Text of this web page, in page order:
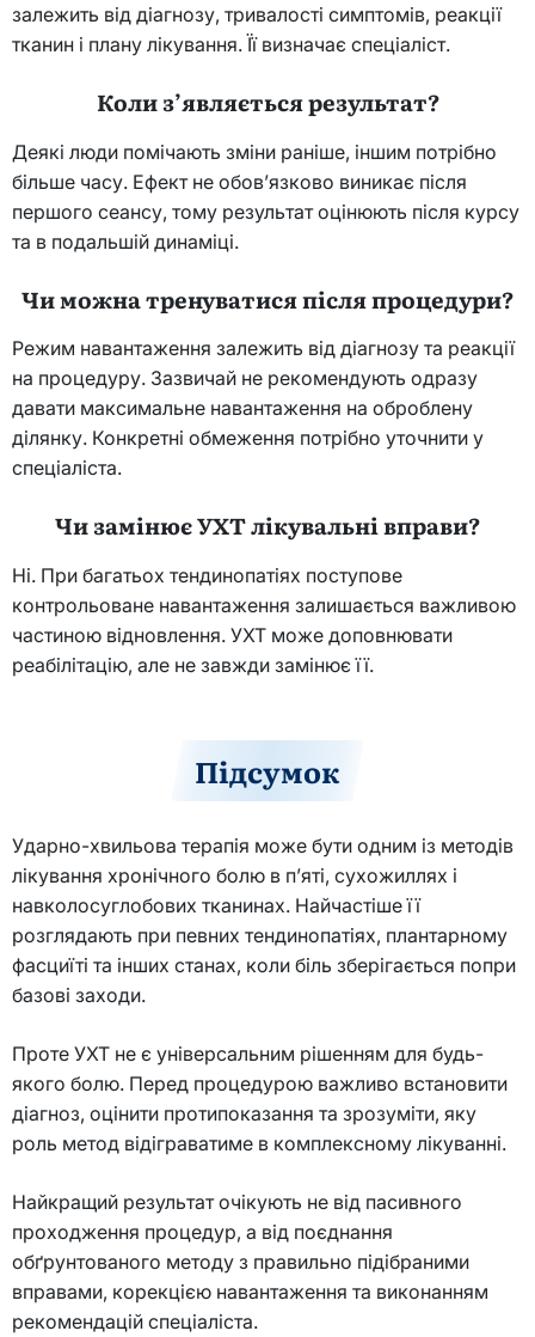
залежить від діагнозу, тривалості симптомів, реакції
тканин і плану лікування. Її визначає спеціаліст.
Коли з’являється результат?
Деякі люди помічають зміни раніше, іншим потрібно
більше часу. Ефект не обов’язково виникає після
першого сеансу, тому результат оцінюють після курсу
та в подальшій динаміці.
Чи можна тренуватися після процедури?
Режим навантаження залежить від діагнозу та реакції
на процедуру. Зазвичай не рекомендують одразу
давати максимальне навантаження на оброблену
ділянку. Конкретні обмеження потрібно уточнити у
спеціаліста.
Чи замінює УХТ лікувальні вправи?
Ні. При багатьох тендинопатіях поступове
контрольоване навантаження залишається важливою
частиною відновлення. УХТ може доповнювати
реабілітацію, але не завжди замінює її.
Підсумок
Ударно-хвильова терапія може бути одним із методів
лікування хронічного болю в п’яті, сухожиллях і
навколосуглобових тканинах. Найчастіше її
розглядають при певних тендинопатіях, плантарному
фасциїті та інших станах, коли біль зберігається попри
базові заходи.
Проте УХТ не є універсальним рішенням для будь-
якого болю. Перед процедурою важливо встановити
діагноз, оцінити протипоказання та зрозуміти, яку
роль метод відіграватиме в комплексному лікуванні.
Найкращий результат очікують не від пасивного
проходження процедур, а від поєднання
обґрунтованого методу з правильно підібраними
вправами, корекцією навантаження та виконанням
рекомендацій спеціаліста.